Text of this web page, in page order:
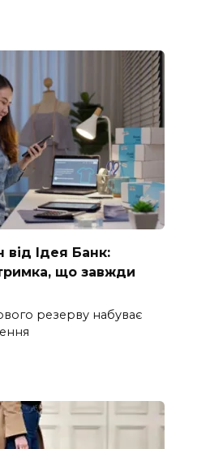
Ідея Банк:
що завжди
резерву набуває